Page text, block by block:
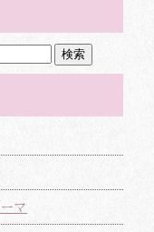
マ